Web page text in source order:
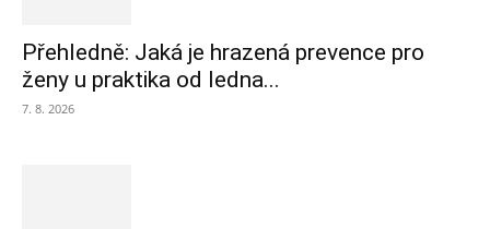
Přehledně: Jaká je hrazená prevence pro
ženy u praktika od ledna...
7. 8. 2026